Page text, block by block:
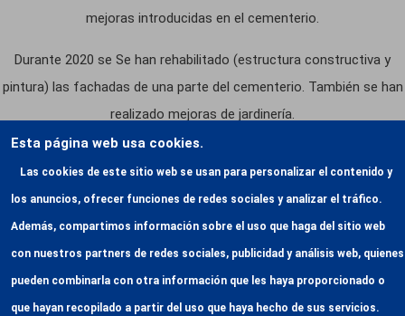
mejoras introducidas en el cementerio.
Durante 2020 se Se han rehabilitado (estructura constructiva y
pintura) las fachadas de una parte del cementerio. También se han
realizado mejoras de jardinería.
Certificats
Mediambiental
Esta página web usa cookies.
Las cookies de este sitio web se usan para personalizar el contenido y
los anuncios, ofrecer funciones de redes sociales y analizar el tráfico.
Además, compartimos información sobre el uso que haga del sitio web
con nuestros partners de redes sociales, publicidad y análisis web, quienes
pueden combinarla con otra información que les haya proporcionado o
que hayan recopilado a partir del uso que haya hecho de sus servicios.